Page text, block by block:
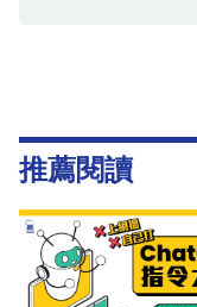
推薦閱讀